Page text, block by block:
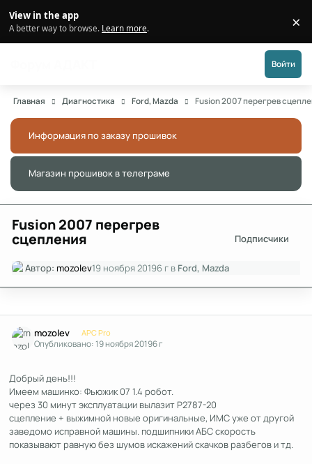
View in the app
A better way to browse. Learn more. ×
Войти
Главная Диагностика Ford, Mazda Fusion 2007 перегрев
Информация по заказу прошивок
Магазин прошивок в телеграме
Fusion 2007 перегрев
сцепления Подписчики
Автор: mozolev19 ноября 20196 г в Ford, Mazda
mozolev APC Pro
Опубликовано:19 ноября 20196 г
Добрый день!!!
Имеем машинко: Фьюжик 07 1.4 робот.
через 30 минут эксплуатации вылазит P2787-20
сцепление + выжимной новые оригинальные, ИМС уже от другой
заведомо исправной машины. подшипники АБС скорость
показывают равную без шумов искажений скачков разбегов и тд.